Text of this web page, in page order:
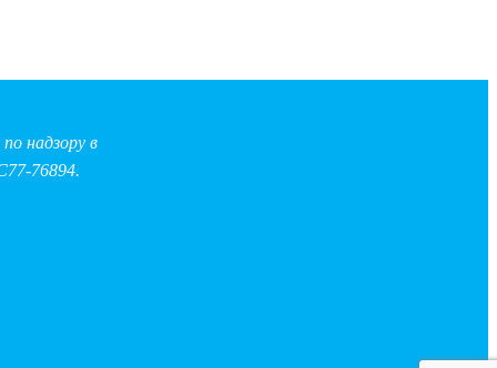
надзору в
76894.